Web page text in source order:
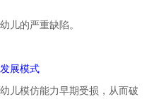
儿的严重缺陷。
展模式
儿模仿能力早期受损，从而破